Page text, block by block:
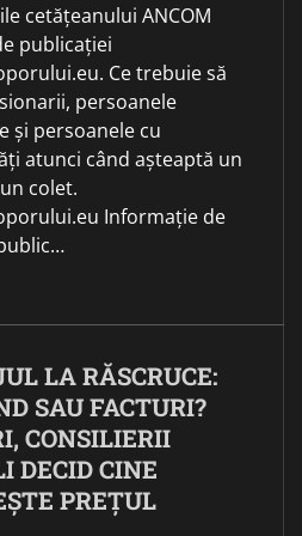
cetățeanului ANCOM
publicației
Ce trebuie să
persoanele
și persoanele cu
atunci când așteaptă un
colet.
Informație de
LA RĂSCRUCE:
SAU FACTURI?
CONSILIERII
DECID CINE
PREȚUL